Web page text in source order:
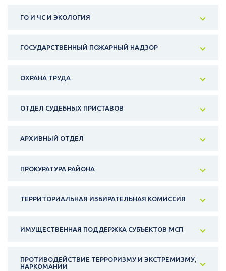
ГО И ЧС И ЭКОЛОГИЯ
ГОСУДАРСТВЕННЫЙ ПОЖАРНЫЙ НАДЗОР
ОХРАНА ТРУДА
ОТДЕЛ СУДЕБНЫХ ПРИСТАВОВ
АРХИВНЫЙ ОТДЕЛ
ПРОКУРАТУРА РАЙОНА
ТЕРРИТОРИАЛЬНАЯ ИЗБИРАТЕЛЬНАЯ КОМИССИЯ
ИМУЩЕСТВЕННАЯ ПОДДЕРЖКА СУБЪЕКТОВ МСП
ПРОТИВОДЕЙСТВИЕ ТЕРРОРИЗМУ И ЭКСТРЕМИЗМУ,
НАРКОМАНИИ